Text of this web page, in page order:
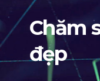
content
Chăm
đẹp